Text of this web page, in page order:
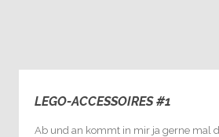
LEGO-ACCESSOIRES #1
Ab und an kommt in mir ja gerne mal